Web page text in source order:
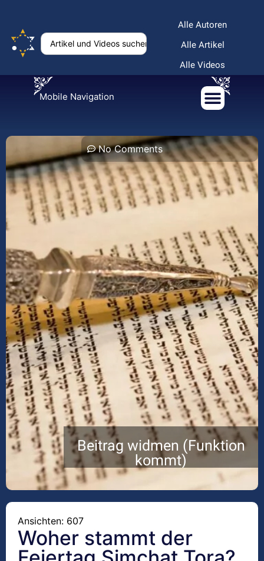
Alle Autoren
Alle Artikel
Alle Videos
Mobile Navigation
No Comments
Beitrag widmen (Funktion
kommt)
Ansichten: 607
Woher stammt der